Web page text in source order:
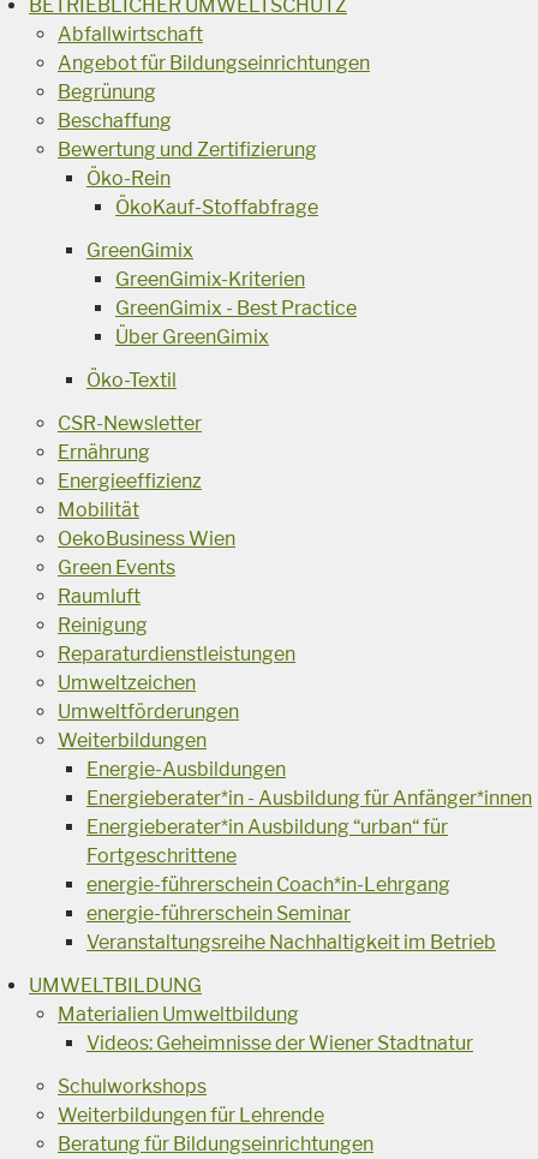
BETRIEBLICHER UMWELTSCHUTZ
Abfallwirtschaft
Angebot für Bildungseinrichtungen
Begrünung
Beschaffung
Bewertung und Zertifizierung
Öko-Rein
ÖkoKauf-Stoffabfrage
GreenGimix
GreenGimix-Kriterien
GreenGimix - Best Practice
Über GreenGimix
Öko-Textil
CSR-Newsletter
Ernährung
Energieeffizienz
Mobilität
OekoBusiness Wien
Green Events
Raumluft
Reinigung
Reparaturdienstleistungen
Umweltzeichen
Umweltförderungen
Weiterbildungen
Energie-Ausbildungen
Energieberater*in - Ausbildung für Anfänger*innen
Energieberater*in Ausbildung “urban“ für
Fortgeschrittene
energie-führerschein Coach*in-Lehrgang
energie-führerschein Seminar
Veranstaltungsreihe Nachhaltigkeit im Betrieb
UMWELTBILDUNG
Materialien Umweltbildung
Videos: Geheimnisse der Wiener Stadtnatur
Schulworkshops
Weiterbildungen für Lehrende
Beratung für Bildungseinrichtungen